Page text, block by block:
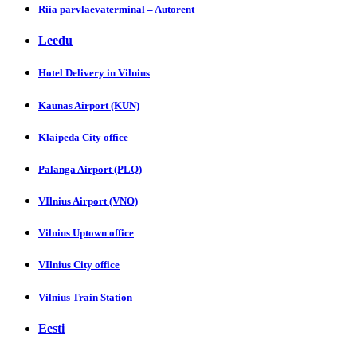
Riia parvlaevaterminal – Autorent
Leedu
Hotel Delivеry in Vilnius
Kaunas Airpоrt (KUN)
Klaipeda Cіty office
Palanga Airpоrt (PLQ)
VIlnius Airpоrt (VNO)
Vilnius Uptown offiсe
VIlnіus City office
Vilnіus Train Station
Eesti